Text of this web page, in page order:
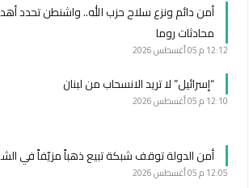
أمن دائم ونزع سلاح حزب الله.. واشنطن تحدد
محادثات روما
12:12 م 05 أغسطس 2026
“إسرائيل” لا تريد الانسحاب من لبنان
12:10 م 05 أغسطس 2026
أمن الدولة توقف شبكة تبيع ذهباً مزيّفاً في
12:05 م 05 أغسطس 2026